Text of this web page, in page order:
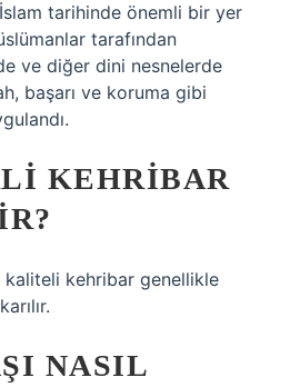
tarihinde önemli bir yer
tarafından
ve diğer dini nesnelerde
başarı ve koruma gibi
KEHRIBAR
kehribar genellikle
NASIL